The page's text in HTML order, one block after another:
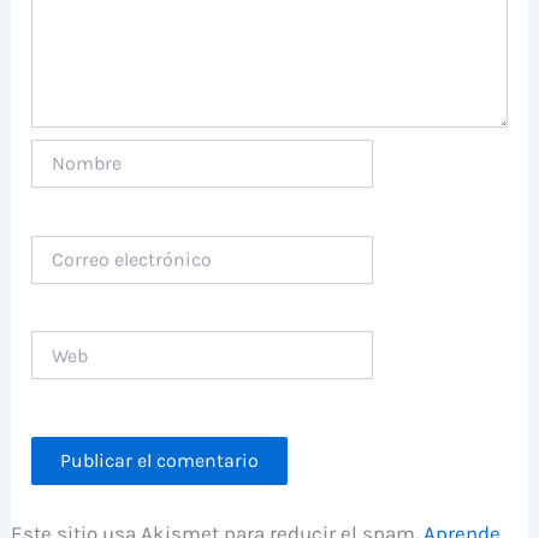
electrónico
Este sitio usa Akismet para reducir el spam. Aprende